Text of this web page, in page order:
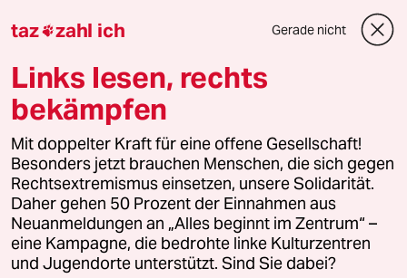
Downloads für Abonnierende
© 2026 taz Verlags und Vertriebs GmbH
Alle Rechte vorbehalten. Bei rechtlichen Fragen oder für Genehmigungen
wenden Sie sich bitte an
lizenzen@taz.de
Feedback Redaktionsstatut Kommune-Richtlinien
Leitlinie Informant Datenschutz Impressum AGB
taz zahl ich Gerade nicht
Links lesen, rechts
bekämpfen
Mit doppelter Kraft für eine offene Gesellschaft!
Besonders jetzt brauchen Menschen, die sich gegen
Rechtsextremismus einsetzen, unsere Solidarität.
Daher gehen 50 Prozent der Einnahmen aus
Neuanmeldungen an „Alles beginnt im Zentrum“ –
eine Kampagne, die bedrohte linke Kulturzentren
und Jugendorte unterstützt. Sind Sie dabei?